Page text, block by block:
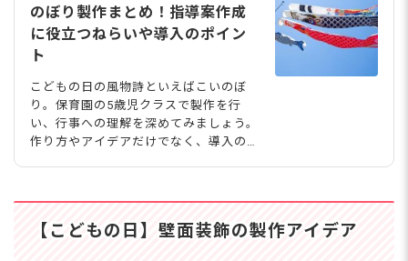
のぼり製作まとめ！指導案作成
に役立つねらいや導入のポイン
ト
こどもの日の風物詩といえばこいのぼ
り。保育園の5歳児クラスで製作を行
い、行事への理解を深めてみましょう。
作り方やアイデアだけでなく、導入のし
せて紹介します。 GWMB/stock.adob
【こどもの日】壁面装飾の製作アイデア